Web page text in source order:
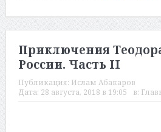
Приключения
России. Часть II
Публикация: Ислам Абакаров
Дата: 28 августа, 2018 в 19:05 в: